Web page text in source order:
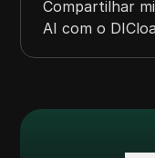
Compartilhar
AI com o